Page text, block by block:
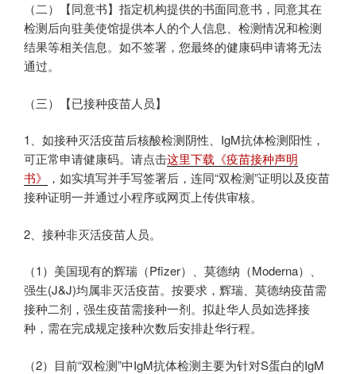
（二）【同意书】指定机构提供的书面同意书，同意其在
检测后向驻美使馆提供本人的个人信息、检测情况和检测
结果等相关信息。如不签署，您最终的健康码申请将无法
通过。
（三）【已接种疫苗人员】
1、如接种灭活疫苗后核酸检测阴性、IgM抗体检测阳性，
可正常申请健康码。请点击这里下载《疫苗接种声明
书》
，如实填写并手写签署后，连同“双检测”证明以及疫苗
接种证明一并通过小程序或网页上传供审核。
2、接种非灭活疫苗人员。
（1）美国现有的辉瑞（Pfizer）、莫德纳（Moderna）、
强生(J&J)均属非灭活疫苗。按要求，辉瑞、莫德纳疫苗需
接种二剂，强生疫苗需接种一剂。拟赴华人员如选择接
种，需在完成规定接种次数后安排赴华行程。
（2）目前“双检测”中IgM抗体检测主要为针对S蛋白的IgM